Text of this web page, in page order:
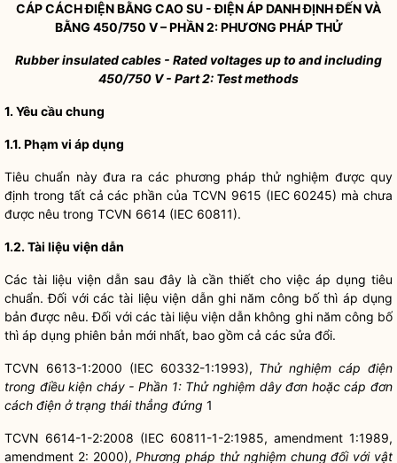
CÁP CÁCH ĐIỆN BẰNG CAO SU - ĐIỆN ÁP DANH ĐỊNH ĐẾN VÀ
BẰNG 450/750 V – PHẦN 2: PHƯƠNG PHÁP THỬ
Rubber insulated cables - Rated voltages up to and including
450/750 V - Part 2: Test methods
1. Yêu cầu chung
1.1.Phạm vi áp dụng
Tiêu chuẩn này đưa ra các phương pháp thử nghiệm được quy
định trong tất cả các phần của TCVN 9615 (IEC 60245) mà chưa
được nêu trong TCVN 6614 (IEC 60811).
1.2.Tài liệu viện dẫn
Các tài liệu viện dẫn sau đây là cần thiết cho việc áp dụng tiêu
chuẩn. Đối với các tài liệu viện dẫn ghi năm công bố thì áp dụng
bản được nêu. Đối với các tài liệu viện dẫn không ghi năm công bố
thì áp dụng phiên bản mới nhất, bao gồm cả các sửa đổi.
TCVN 6613-1:2000 (IEC 60332-1:1993), Thử nghiệm cáp điện
trong điều kiện cháy - Phần 1: Thử nghiệm dây đơn hoặc cáp đơn
cách điện ở trạng thái thẳng đứng 1
TCVN 6614-1-2:2008 (IEC 60811-1-2:1985, amendment 1:1989,
amendment 2: 2000),Phương pháp thử nghiệm chung đối với vật